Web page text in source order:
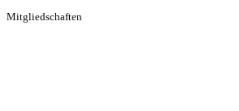
Mitgliedschaften